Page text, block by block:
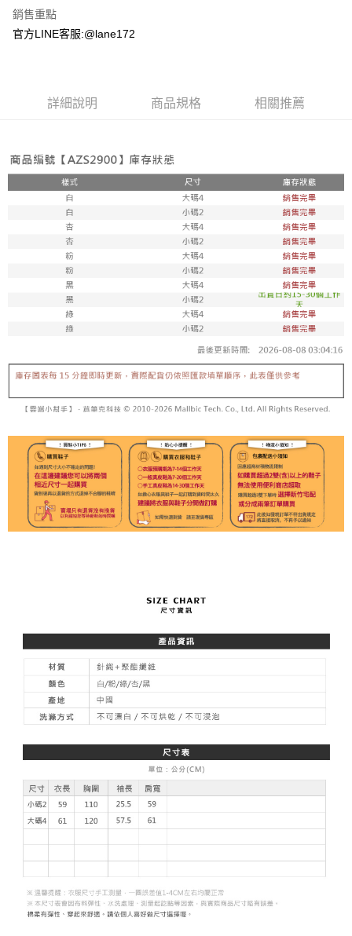
街口支付
悠遊付
運送方式
付款後全家取貨
每筆NT$100，滿NT$1,800(含以上)免運費
7-11取貨付款
每筆NT$100，滿NT$1,800(含以上)免運費
付款後711取貨
每筆NT$100，滿NT$1,800(含以上)免運費
每筆NT$150，滿NT$1,800(含以上)免運費
銷售重點
官方LINE客服:@lane172
詳細說明 商品規格 相關推薦